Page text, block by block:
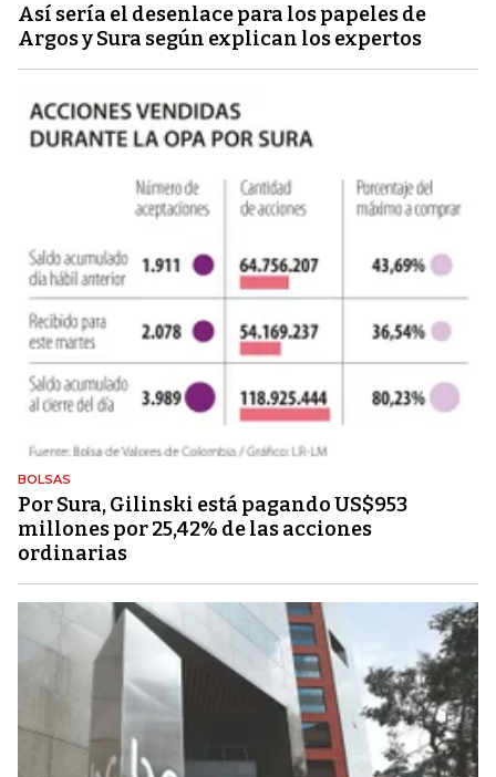
Así sería el desenlace para los papeles de
Argos y Sura según explican los expertos
BOLSAS
Por Sura, Gilinski está pagando US$953
millones por 25,42% de las acciones
ordinarias